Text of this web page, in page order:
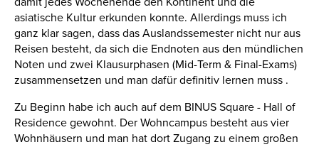
asiatische Kultur erkunden konnte. Allerdings muss ich
ganz klar sagen, dass das Auslandssemester nicht nur aus
Reisen besteht, da sich die Endnoten aus den mündlichen
Noten und zwei Klausurphasen (Mid-Term & Final-Exams)
zusammensetzen und man dafür definitiv lernen muss .
Zu Beginn habe ich auch auf dem BINUS Square - Hall of
Residence gewohnt. Der Wohncampus besteht aus vier
Wohnhäusern und man hat dort Zugang zu einem großen